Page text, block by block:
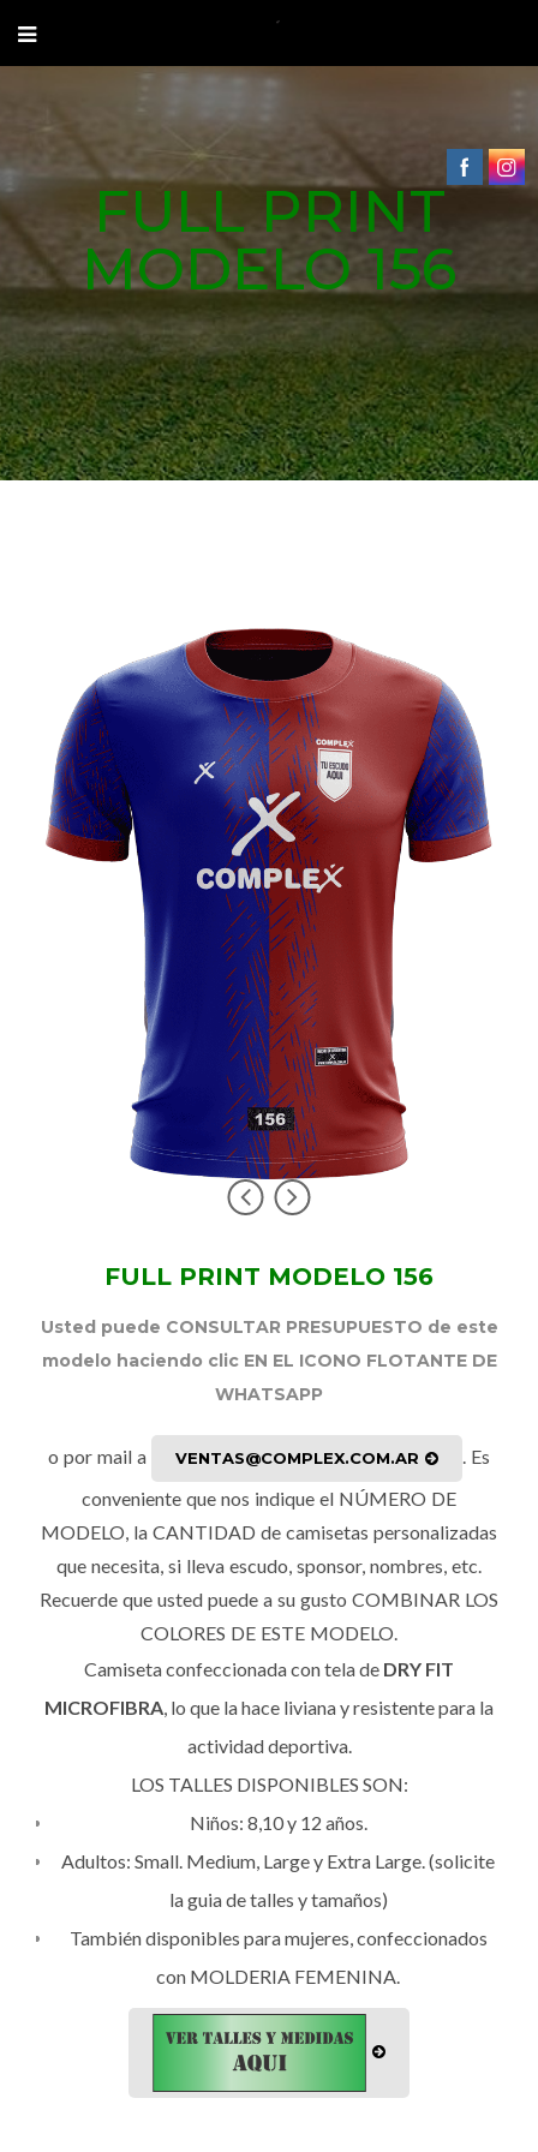
FULL PRINT
MODELO 156
FULL PRINT MODELO 156
Usted puede CONSULTAR PRESUPUESTO de este
modelo haciendo clic EN EL ICONO FLOTANTE DE
WHATSAPP
o por mail a VENTAS@COMPLEX.COM.AR
. Es
conveniente que nos indique el NÚMERO DE
MODELO, la CANTIDAD de camisetas personalizadas
que necesita, si lleva escudo, sponsor, nombres, etc.
Recuerde que usted puede a su gusto COMBINAR LOS
COLORES DE ESTE MODELO.
Camiseta confeccionada con tela de DRY FIT
MICROFIBRA, lo que la hace liviana y resistente para la
actividad deportiva.
LOS TALLES DISPONIBLES SON:
Niños: 8,10 y 12 años.
Adultos: Small. Medium, Large y Extra Large. (solicite
la guia de talles y tamaños)
También disponibles para mujeres, confeccionados
con MOLDERIA FEMENINA.